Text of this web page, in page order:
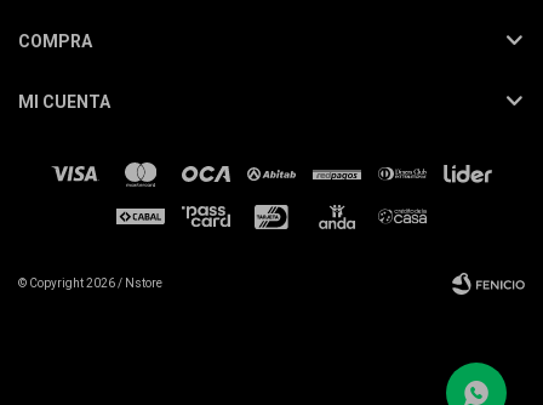
COMPRA
MI CUENTA
© Copyright 2026 / Nstore